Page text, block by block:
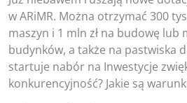
w ARiMR. Można otrzymać 300
maszyn i 1 mln zł na budowę lub
budynków, a także na pastwiska
startuje nabór na Inwestycje
konkurencyjność? Jakie są